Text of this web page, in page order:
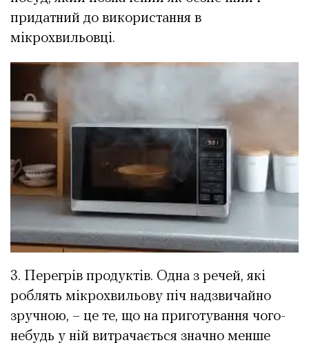
придатний до використання в
мікрохвильовці.
3. Перегрів продуктів. Одна з речей, які
роблять мікрохвильову піч надзвичайно
зручною, – це те, що на приготування чого-
небудь у ній витрачається значно менше